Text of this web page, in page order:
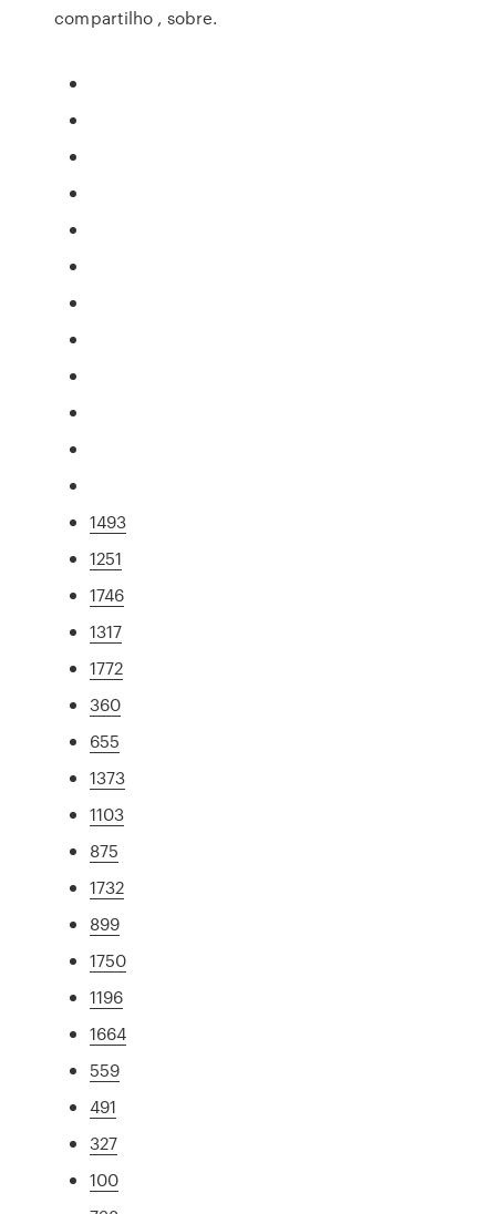
compartilho , sobre.
1493
1251
1746
1317
1772
360
655
1373
1103
875
1732
899
1750
1196
1664
559
491
327
100